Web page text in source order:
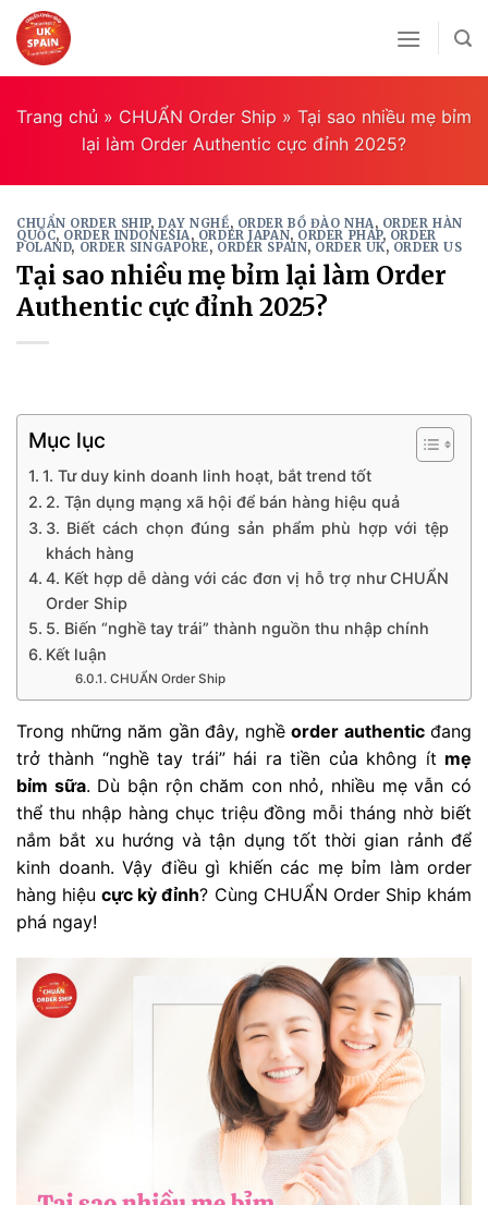
Skip
to
content
Trang chủ » CHUẨN Order Ship » Tại sao nhiều mẹ bỉm
lại làm Order Authentic cực đỉnh 2025?
CHUẨN ORDER SHIP,DẠY NGHỀ, ORDER BỒ ĐÀO NHA, ORDER HÀN
QUỐC, ORDER INDONESIA, ORDER JAPAN, ORDER PHÁP, ORDER
POLAND, ORDER SINGAPORE, ORDER SPAIN, ORDER UK, ORDER US
Tại sao nhiều mẹ bỉm lại làm Order
Authentic cực đỉnh 2025?
Mục lục
1. Tư duy kinh doanh linh hoạt, bắt trend tốt
2. Tận dụng mạng xã hội để bán hàng hiệu quả
3. Biết cách chọn đúng sản phẩm phù hợp với tệp
khách hàng
4. Kết hợp dễ dàng với các đơn vị hỗ trợ như CHUẨN
Order Ship
5. Biến “nghề tay trái” thành nguồn thu nhập chính
Kết luận
CHUẨN Order Ship
Trong những năm gần đây, nghề order authenticđang
trở thành “nghề tay trái” hái ra tiền của không ít mẹ
bỉm sữa. Dù bận rộn chăm con nhỏ, nhiều mẹ vẫn có
thể thu nhập hàng chục triệu đồng mỗi tháng nhờ biết
nắm bắt xu hướng và tận dụng tốt thời gian rảnh để
kinh doanh. Vậy điều gì khiến các mẹ bỉm làm order
hàng hiệucực kỳ đỉnh? Cùng CHUẨN Order Ship khám
phá ngay!